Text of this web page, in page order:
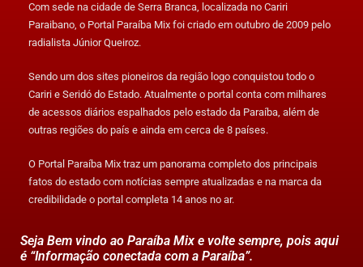
Com sede na cidade de Serra Branca, localizada no Cariri
Paraibano, o Portal Paraíba Mix foi criado em outubro de 2009 pelo
radialista Júnior Queiroz.
Sendo um dos sites pioneiros da região logo conquistou todo o
Cariri e Seridó do Estado. Atualmente o portal conta com milhares
de acessos diários espalhados pelo estado da Paraíba, além de
outras regiões do país e ainda em cerca de 8 países.
O Portal Paraíba Mix traz um panorama completo dos principais
fatos do estado com notícias sempre atualizadas e na marca da
credibilidade o portal completa 14 anos no ar.
Seja Bem vindo ao Paraíba Mix e volte sempre, pois aqui
é “Informação conectada com a Paraíba”.